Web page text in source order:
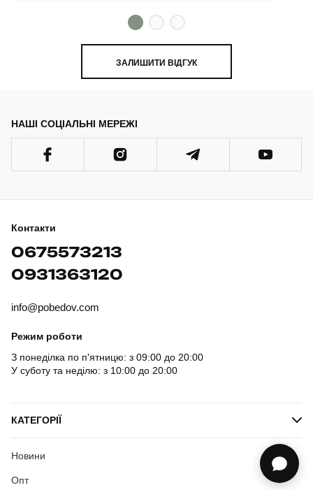
ЗАЛИШИТИ ВІДГУК
НАШІ СОЦІАЛЬНІ МЕРЕЖІ
Контакти
0675573213
0931363120
info@pobedov.com
Режим роботи
З понеділка по п'ятницю: з 09:00 до 20:00
У суботу та неділю: з 10:00 до 20:00
КАТЕГОРІЇ
Новини
Опт